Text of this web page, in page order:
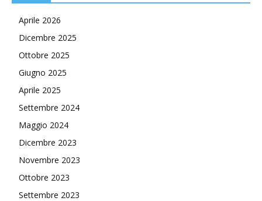
Aprile 2026
Dicembre 2025
Ottobre 2025
Giugno 2025
Aprile 2025
Settembre 2024
Maggio 2024
Dicembre 2023
Novembre 2023
Ottobre 2023
Settembre 2023